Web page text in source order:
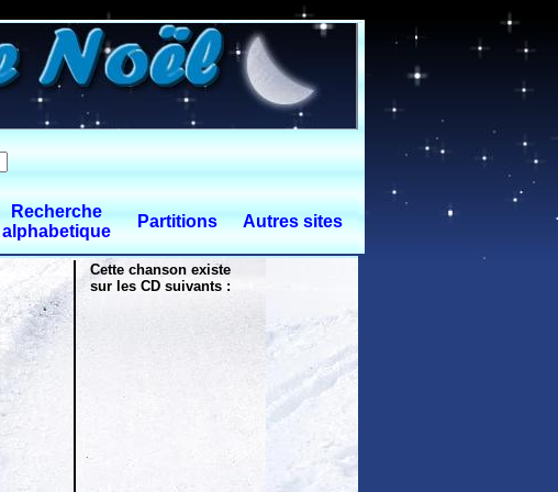
Recherche
alphabetique
Partitions Autres sites
Cette chanson existe
sur les CD suivants :